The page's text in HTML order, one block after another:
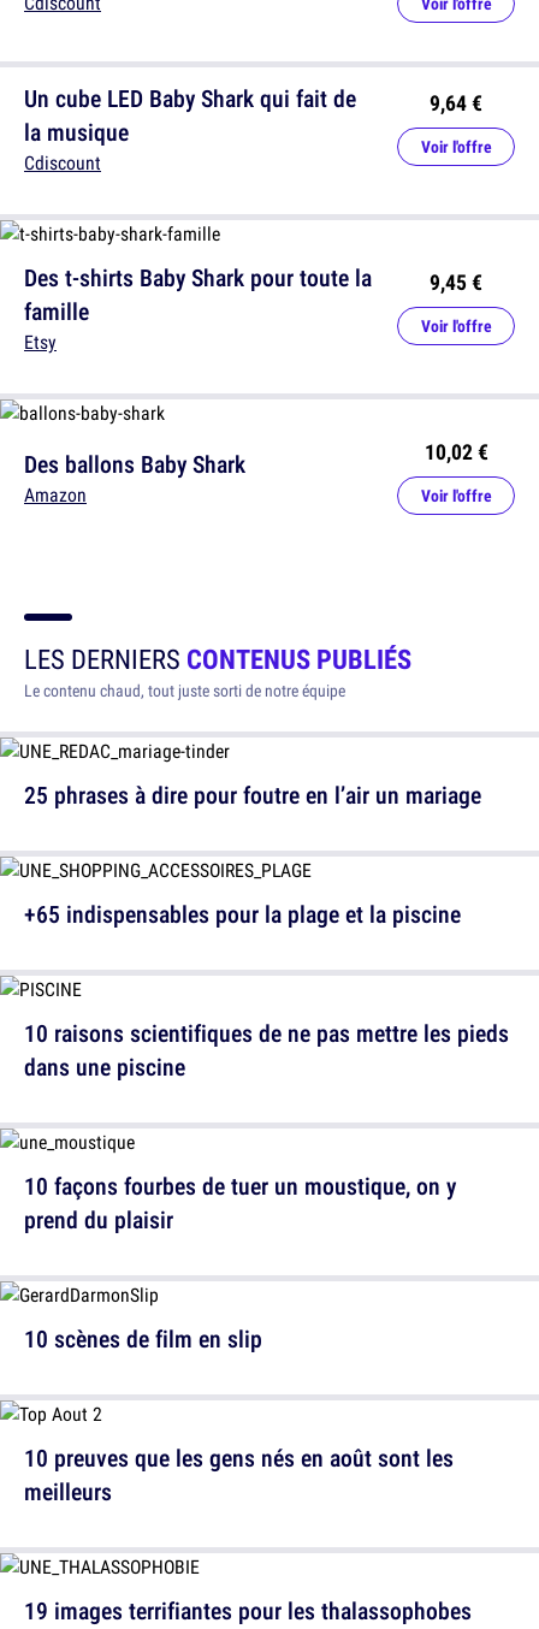
Des t-shirts Baby Shark pour toute la
famille
Etsy
9,45 €
Voir l'offre
Un cube LED Baby Shark qui fait de
la musique
Cdiscount
9,64 €
Voir l'offre
Des ballons Baby Shark
Amazon
10,02 €
Voir l'offre
LES DERNIERS CONTENUS PUBLIÉS
Le contenu chaud, tout juste sorti de notre équipe
25 phrases à dire pour foutre en l’air un mariage
10 raisons scientifiques de ne pas mettre les pieds
dans une piscine
10 scènes de film en slip
19 images terrifiantes pour les thalassophobes
+65 indispensables pour la plage et la piscine
10 façons fourbes de tuer un moustique, on y
prend du plaisir
10 preuves que les gens nés en août sont les
meilleurs